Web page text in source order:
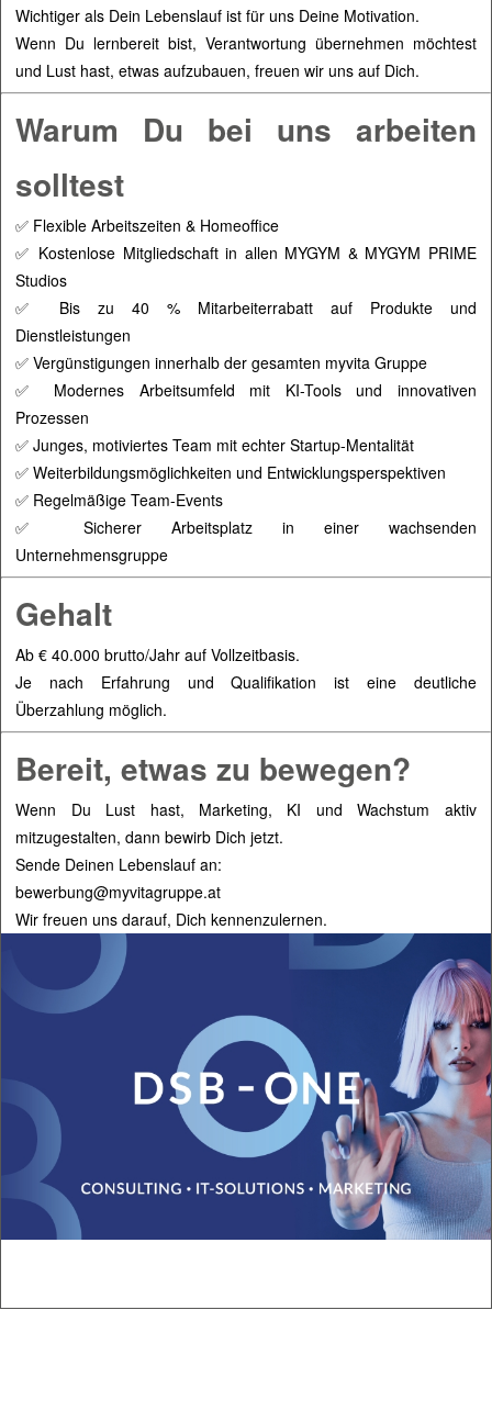
Wichtiger als Dein Lebenslauf ist für uns Deine Motivation.
Wenn Du lernbereit bist, Verantwortung übernehmen möchtest
und Lust hast, etwas aufzubauen, freuen wir uns auf Dich.
Warum Du bei uns arbeiten
solltest
✅ Flexible Arbeitszeiten & Homeoffice
✅ Kostenlose Mitgliedschaft in allen MYGYM & MYGYM PRIME
Studios
✅ Bis zu 40 % Mitarbeiterrabatt auf Produkte und
Dienstleistungen
✅ Vergünstigungen innerhalb der gesamten myvita Gruppe
✅ Modernes Arbeitsumfeld mit KI-Tools und innovativen
Prozessen
✅ Junges, motiviertes Team mit echter Startup-Mentalität
✅ Weiterbildungsmöglichkeiten und Entwicklungsperspektiven
✅ Regelmäßige Team-Events
✅ Sicherer Arbeitsplatz in einer wachsenden
Unternehmensgruppe
Gehalt
Ab € 40.000 brutto/Jahr auf Vollzeitbasis.
Je nach Erfahrung und Qualifikation ist eine deutliche
Überzahlung möglich.
Bereit, etwas zu bewegen?
Wenn Du Lust hast, Marketing, KI und Wachstum aktiv
mitzugestalten, dann bewirb Dich jetzt.
Sende Deinen Lebenslauf an:
bewerbung@myvitagruppe.at
Wir freuen uns darauf, Dich kennenzulernen.